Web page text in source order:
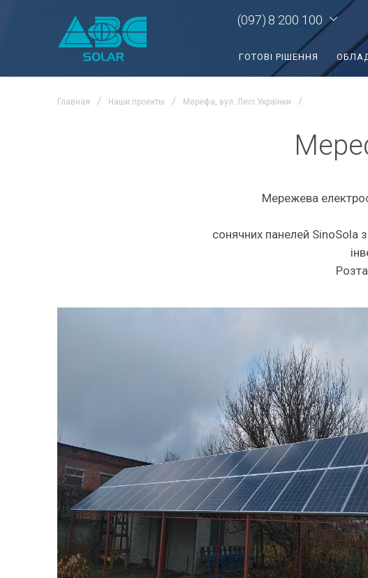
(097) 8 200 100
ГОТОВІ РІШЕННЯ
Главная Наши проекты Мерефа, вул. Лесі Українки
Мережева
сонячних панелей SinoSola